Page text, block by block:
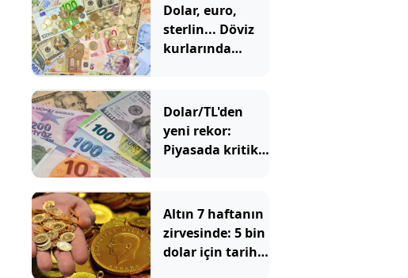
Dolar, euro,
sterlin... Döviz
kurlarında
Dolar/TL'den
yeni rekor:
Piyasada kritik
alarmı!
Altın 7 haftanın
zirvesinde: 5 bin
dolar için tarih